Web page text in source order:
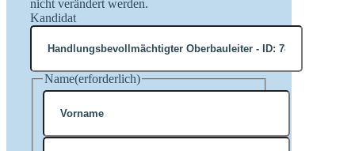
nicht verändert werden.
Kandidat
Name(erforderlich)
Vorname